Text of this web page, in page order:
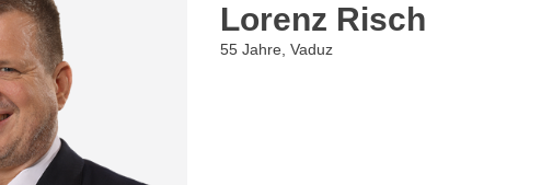
Lorenz Risch
55 Jahre, Vaduz